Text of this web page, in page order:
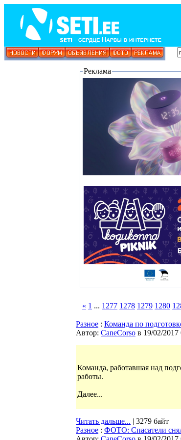
Реклама
« 1 ... 1277 1278 1279 1280
Разное : Команда по
Автор: CaneCorso в 19/02/2017
Команда, работавшая над
работы.
Далее...
Читать дальше... | 3279 байт
Разное : ФОТО: Спасатели